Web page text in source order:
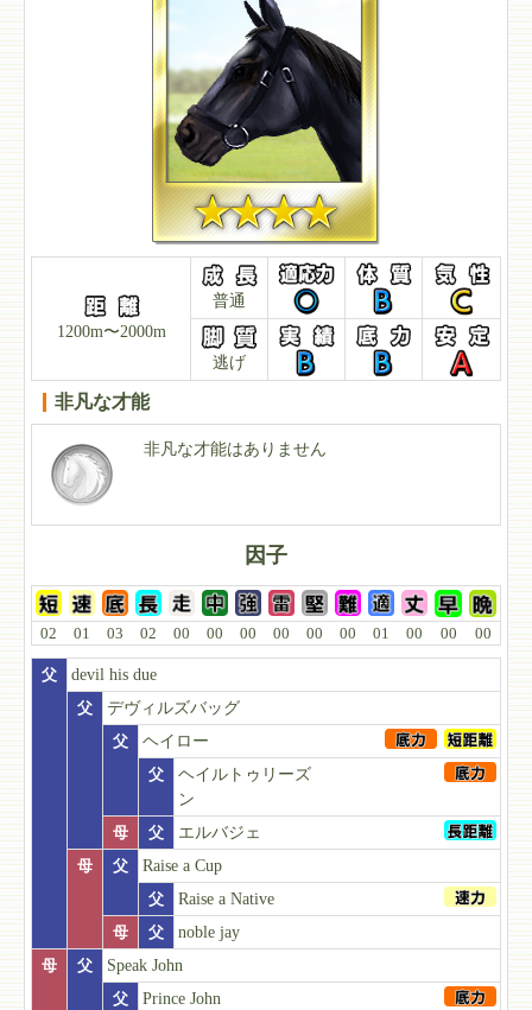
1200m〜2000m
普通
逃げ
非凡な才能
非凡な才能はありません
因子
02 01 03 02 00 00 00 00 00 00 01 00 00 00
父
devil his due
父
デヴィルズバッグ
父
ヘイロー
父
ヘイルトゥリーズ
ン
母
父
エルバジェ
母
父
Raise a Cup
父
Raise a Native
母
父
noble jay
母
父
Speak John
父
Prince John